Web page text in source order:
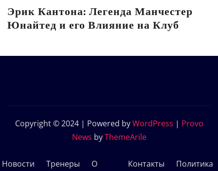
Эрик Кантона: Легенда Манчестер
Юнайтед и его Влияние на Клуб
Copyright © 2024 | Powered byWordPress | Provo
News byThemeArile
Новости
Тренеры
О
Контакты
Политика